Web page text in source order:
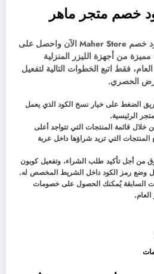
خصم متجر ماهر
لا تفوت الفرصة، استخدم كود خصم Maher Store الآن واحصل على
من أجهزة الليزر المنزلية
فقط اتبع الخطوات التالية لتفعيل
الحصري.
الضغط على خيار نسخ الكود الذي يعمل
الرئيسية.
قائمة المنتجات التي تتواجد أعلى
التي تريد شراؤها داخل عربة
من أجل تأكيد طلب الشراء، وتفعيل كوبون
السابقة يُمكنك الحصول على خصومات